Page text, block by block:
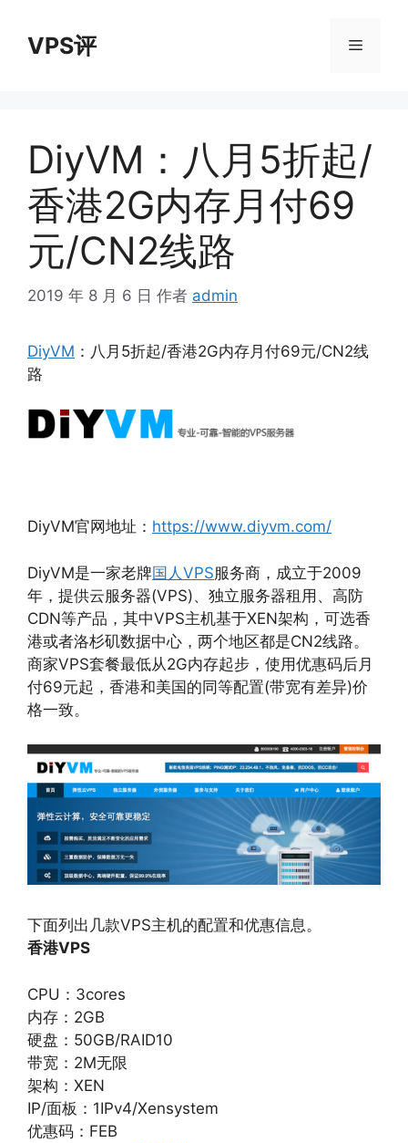
VPS评 菜
DiyVM：八月5折起/
香港2G内存月付69
元/CN2线路
2019 年 8 月 6 日 作者 admin
DiyVM ：八月5折起/香港2G内存月付69元/CN2线
路
DiyVM官网地址： https://www.diyvm.com/
DiyVM是一家老牌国人VPS服务商，成立于2009
年，提供云服务器(VPS)、独立服务器租用、高防
CDN等产品，其中VPS主机基于XEN架构，可选香
港或者洛杉矶数据中心，两个地区都是CN2线路。
商家VPS套餐最低从2G内存起步，使用优惠码后月
付69元起，香港和美国的同等配置(带宽有差异)价
格一致。
下面列出几款VPS主机的配置和优惠信息。
香港VPS
CPU：3cores
内存：2GB
硬盘：50GB/RAID10
带宽：2M无限
架构：XEN
IP/面板：1IPv4/Xensystem
优惠码：FEB